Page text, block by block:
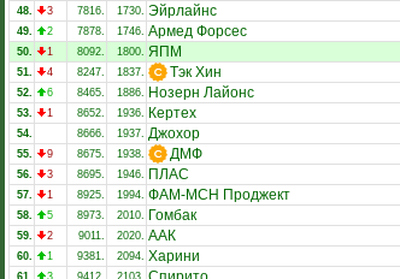
48.
3 7816. 1730. Эйрлайнс
49.
2 7878. 1746. Армед Форсес
50.
1 8092. 1800. ЯПМ
51.
4 8247. 1837. Тэк Хин
52.
6 8465. 1886. Нозерн Лайонс
53.
1 8652. 1936. Кертех
54.
8666. 1937. Джохор
55.
9 8675. 1938. ДМФ
56.
3 8695. 1946. ПЛАС
57.
1 8925. 1994. ФАМ-МСН Проджект
58.
5 8973. 2010. Гомбак
59.
2 9011. 2020. ААК
60.
1 9381. 2094. Харини
61.
3 9412. 2103.